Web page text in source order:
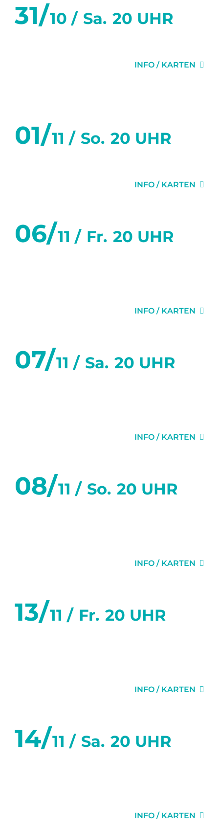
31/10 / Sa. 20 UHR
INFO / KARTEN
01/11 / So. 20 UHR
INFO / KARTEN
06/11 / Fr. 20 UHR
INFO / KARTEN
07/11 / Sa. 20 UHR
INFO / KARTEN
08/11 / So. 20 UHR
INFO / KARTEN
13/11 / Fr. 20 UHR
INFO / KARTEN
14/11 / Sa. 20 UHR
INFO / KARTEN